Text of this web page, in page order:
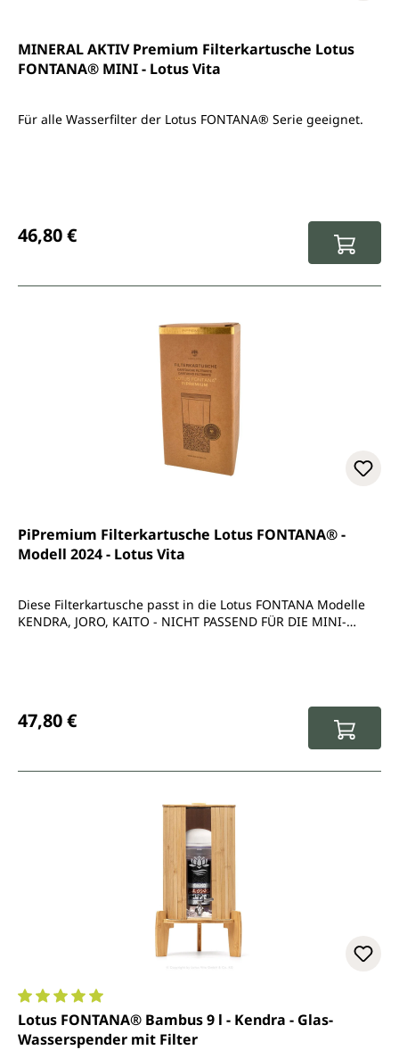
MINERAL AKTIV Premium Filterkartusche Lotus
FONTANA® MINI - Lotus Vita
Für alle Wasserfilter der Lotus FONTANA® Serie geeignet.
46,80 €
PiPremium Filterkartusche Lotus FONTANA® -
Modell 2024 - Lotus Vita
Diese Filterkartusche passt in die Lotus FONTANA Modelle
KENDRA, JORO, KAITO - NICHT PASSEND FÜR DIE MINI-
47,80 €
Durchschnittliche Bewertung von 5 von 5 Sternen
Lotus FONTANA® Bambus 9 l - Kendra - Glas-
Wasserspender mit Filter